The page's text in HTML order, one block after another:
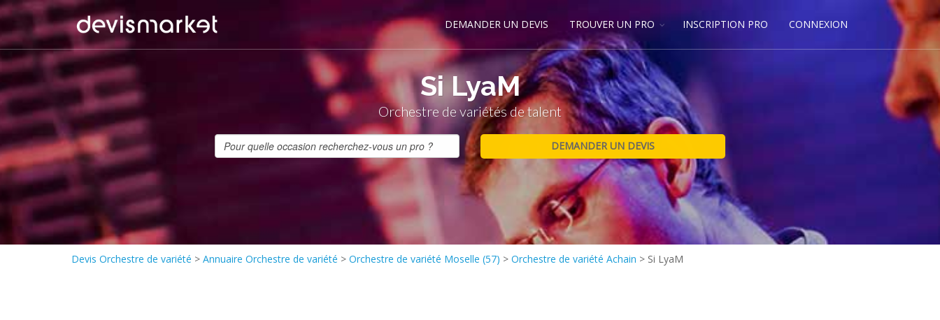
DEMANDER UN DEVIS TROUVER UN PRO INSCRIPTION PRO CONNEXION
Si LyaM
Orchestre de variétés de talent
Devis Orchestre de variété > Annuaire Orchestre de variété > Orchestre de variété Moselle (57) > Orchestre de variété Achain > Si LyaM